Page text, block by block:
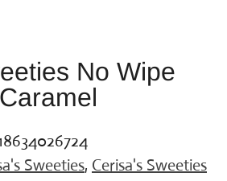
No Wipe
Sweeties, Cerisa's Sweeties